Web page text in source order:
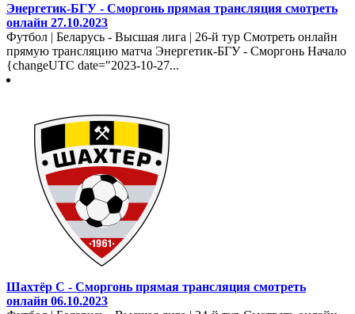
Энергетик-БГУ - Сморгонь прямая трансляция смотреть
онлайн 27.10.2023
Футбол | Беларусь - Высшая лига | 26-й тур Смотреть онлайн
прямую трансляцию матча Энергетик-БГУ - Сморгонь Начало
{changeUTC date="2023-10-27...
Шахтёр С - Сморгонь прямая трансляция смотреть
онлайн 06.10.2023